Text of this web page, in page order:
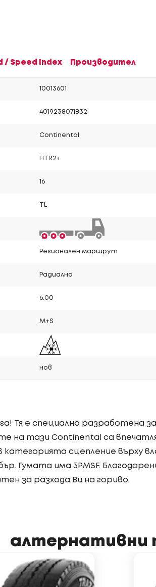
/ Speed Index Производител
10013601
4019238071832
Continental
HTR2+
16
Регионален маршрут
Радиална
6.00
M+S
нов
Тя е специално разработена
на тази Continental са
сцепление върху
Гумата има 3PMSF.
за разхода Ви на гориво.
алтернативни